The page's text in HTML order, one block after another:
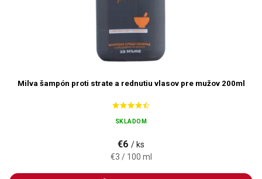
Milva šampón proti strate a rednutiu vlasov pre mužov 200ml
SKLADOM
€6/ ks
€3 / 100 ml